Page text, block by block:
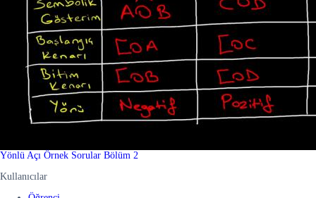
Yönlü Açı Örnek Sorular Bölüm 2
Kullanıcılar